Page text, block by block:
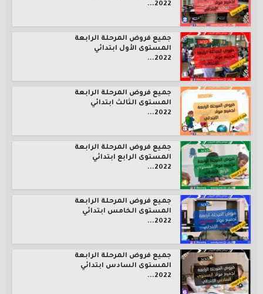
2022...
جميع فروض المرحلة الرابعة
المستوى الأول ابتدائي
2022...
جميع فروض المرحلة الرابعة
المستوى الثالث ابتدائي
2022...
جميع فروض المرحلة الرابعة
المستوى الرابع ابتدائي
2022...
جميع فروض المرحلة الرابعة
المستوى الخامس ابتدائي
2022...
جميع فروض المرحلة الرابعة
المستوى السادس ابتدائي
2022...